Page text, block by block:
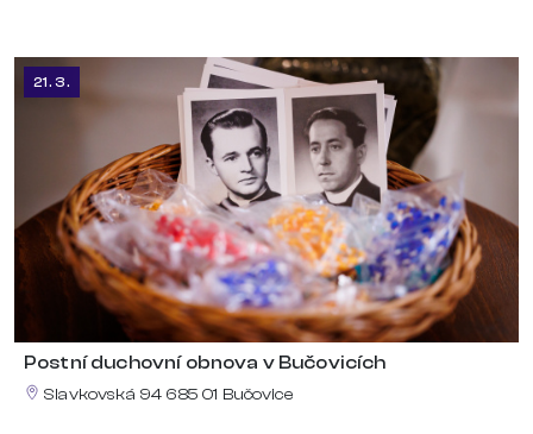
21. 3.
Postní duchovní obnova v Bučovicích
Slavkovská 94 685 01 Bučovice